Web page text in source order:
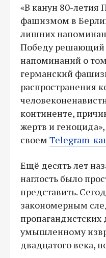
«В канун 80-
фашизмом в
лишних
Победу решающий
напоминаний о
германский
распространения
континенте,
жертв и
своем Telegram-
Ещё десять лет
наглость было
представить.
закономерным
умышленному
двадцатого века,